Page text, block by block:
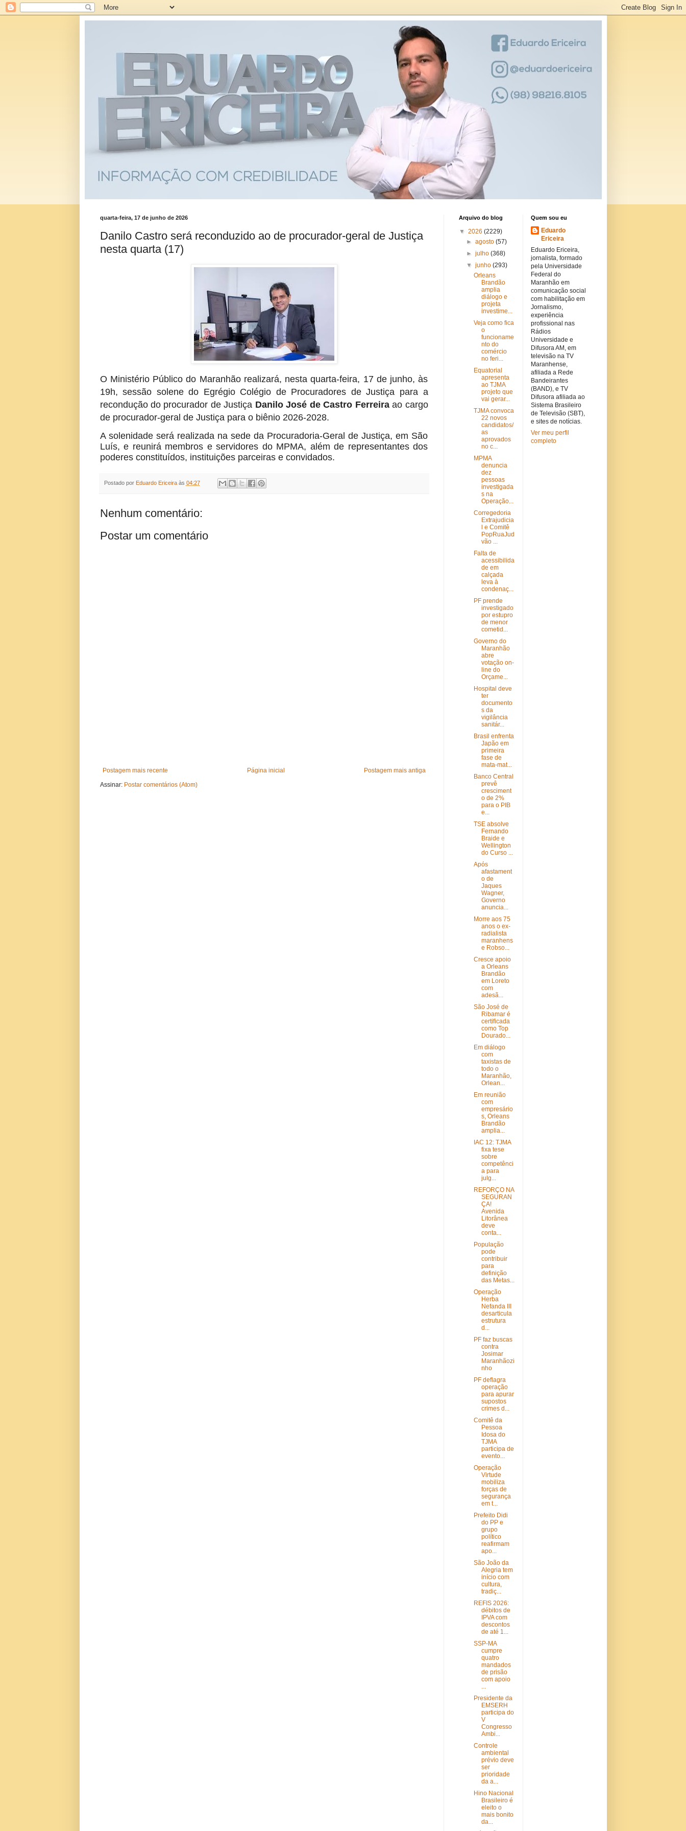
quarta-feira, 17 de junho de 2026
Danilo Castro será reconduzido ao de procurador-geral de Justiça
nesta quarta (17)
O Ministério Público do Maranhão realizará, nesta quarta-feira, 17 de junho, às
19h, sessão solene do Egrégio Colégio de Procuradores de Justiça para a
recondução do procurador de Justiça Danilo José de Castro Ferreiraao cargo
de procurador-geral de Justiça para o biênio 2026-2028.
A solenidade será realizada na sede da Procuradoria-Geral de Justiça, em São
Luís, e reunirá membros e servidores do MPMA, além de representantes dos
poderes constituídos, instituições parceiras e convidados.
Postado por Eduardo Ericeira às 04:27
Nenhum comentário:
Postar um comentário
Postagem mais recente Postagem mais antiga
Página inicial
Assinar: Postar comentários (Atom)
Arquivo do blog
▼ 2026 (2229)
► agosto (57)
► julho (368)
▼ junho (293)
Orleans
Brandão
amplia
diálogo e
projeta
investime...
Veja como fica
o
funcioname
nto do
comércio
no feri...
Equatorial
apresenta
ao TJMA
projeto que
vai gerar...
TJMA convoca
22 novos
candidatos/
as
aprovados
no c...
MPMA
denuncia
dez
pessoas
investigada
s na
Operação...
Corregedoria
Extrajudicia
l e Comitê
PopRuaJud
vão ...
Falta de
acessibilida
de em
calçada
leva à
condenaç...
PF prende
investigado
por estupro
de menor
cometid...
Governo do
Maranhão
abre
votação on-
line do
Orçame...
Hospital deve
ter
documento
s da
vigilância
sanitár...
Brasil enfrenta
Japão em
primeira
fase de
mata-mat...
Banco Central
prevê
cresciment
o de 2%
para o PIB
e...
TSE absolve
Fernando
Braide e
Wellington
do Curso ...
Após
afastament
o de
Jaques
Wagner,
Governo
anuncia...
Morre aos 75
anos o ex-
radialista
maranhens
e Robso...
Cresce apoio
a Orleans
Brandão
em Loreto
com
adesã...
São José de
Ribamar é
certificada
como Top
Dourado...
Em diálogo
com
taxistas de
todo o
Maranhão,
Orlean...
Em reunião
com
empresário
s, Orleans
Brandão
amplia...
IAC 12: TJMA
fixa tese
sobre
competênci
a para
julg...
REFORÇO NA
SEGURAN
ÇA!
Avenida
Litorânea
deve
conta...
População
pode
contribuir
para
definição
das Metas...
Operação
Herba
Nefanda III
desarticula
estrutura
d...
PF faz buscas
contra
Josimar
Maranhãozi
nho
PF deflagra
operação
para apurar
supostos
crimes d...
Comitê da
Pessoa
Idosa do
TJMA
participa de
evento...
Operação
Virtude
mobiliza
forças de
segurança
em t...
Prefeito Didi
do PP e
grupo
político
reafirmam
apo...
São João da
Alegria tem
início com
cultura,
tradiç...
REFIS 2026:
débitos de
IPVA com
descontos
de até 1...
SSP-MA
cumpre
quatro
mandados
de prisão
com apoio
...
Presidente da
EMSERH
participa do
V
Congresso
Ambi...
Controle
ambiental
prévio deve
ser
prioridade
da a...
Hino Nacional
Brasileiro é
eleito o
mais bonito
da...
Quem sou eu
Eduardo
Ericeira
Eduardo Ericeira,
jornalista, formado
pela Universidade
Federal do
Maranhão em
comunicação social
com habilitação em
Jornalismo,
experiência
profissional nas
Rádios
Universidade e
Difusora AM, em
televisão na TV
Maranhense,
afiliada a Rede
Bandeirantes
(BAND), e TV
Difusora afiliada ao
Sistema Brasileiro
de Televisão (SBT),
e sites de notícias.
Ver meu perfil
completo